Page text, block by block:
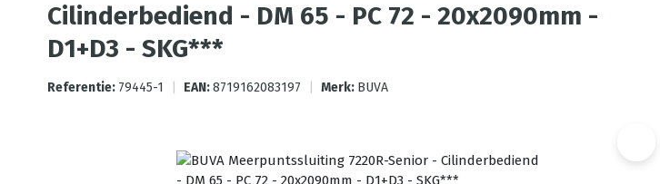
Cilinderbediend - DM 65 - PC 72 - 20x2090mm -
D1+D3 - SKG***
Referentie: 79445-1 EAN:8719162083197 Merk: BUVA